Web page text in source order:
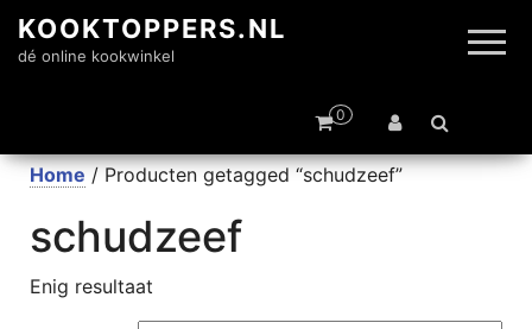
KOOKTOPPERS.NL
dé online kookwinkel
0
Home / Producten getagged “schudzeef”
schudzeef
Enig resultaat